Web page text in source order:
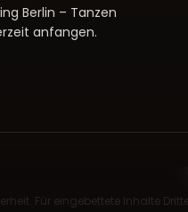
Berlin – Tanzen
anfangen.
Für eingebettete Inhalte